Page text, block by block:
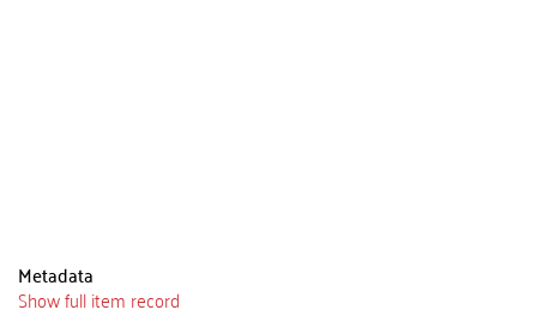
Metadata
Show full item record